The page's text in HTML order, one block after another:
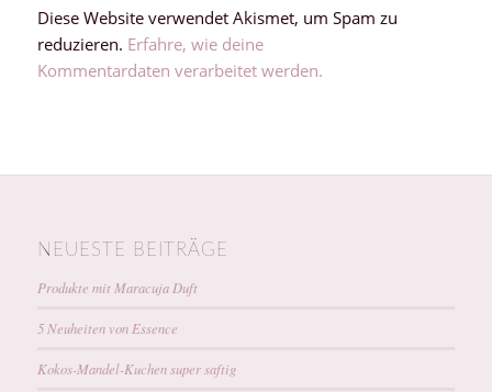
Diese Website verwendet Akismet, um Spam zu
reduzieren. Erfahre, wie deine
Kommentardaten verarbeitet werden.
NEUESTE BEITRÄGE
Produkte mit Maracuja Duft
5 Neuheiten von Essence
Kokos-Mandel-Kuchen super saftig